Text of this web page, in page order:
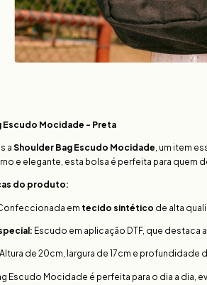
Escudo Mocidade - Preta
a Shoulder Bag Escudo Mocidade, um item
e elegante, esta bolsa é perfeita para quem
do produto:
em tecido sintético de alta
Escudo em aplicação DTF, que
Altura de 20cm, largura de 17cm e
Escudo Mocidade é perfeita para o dia a dia,